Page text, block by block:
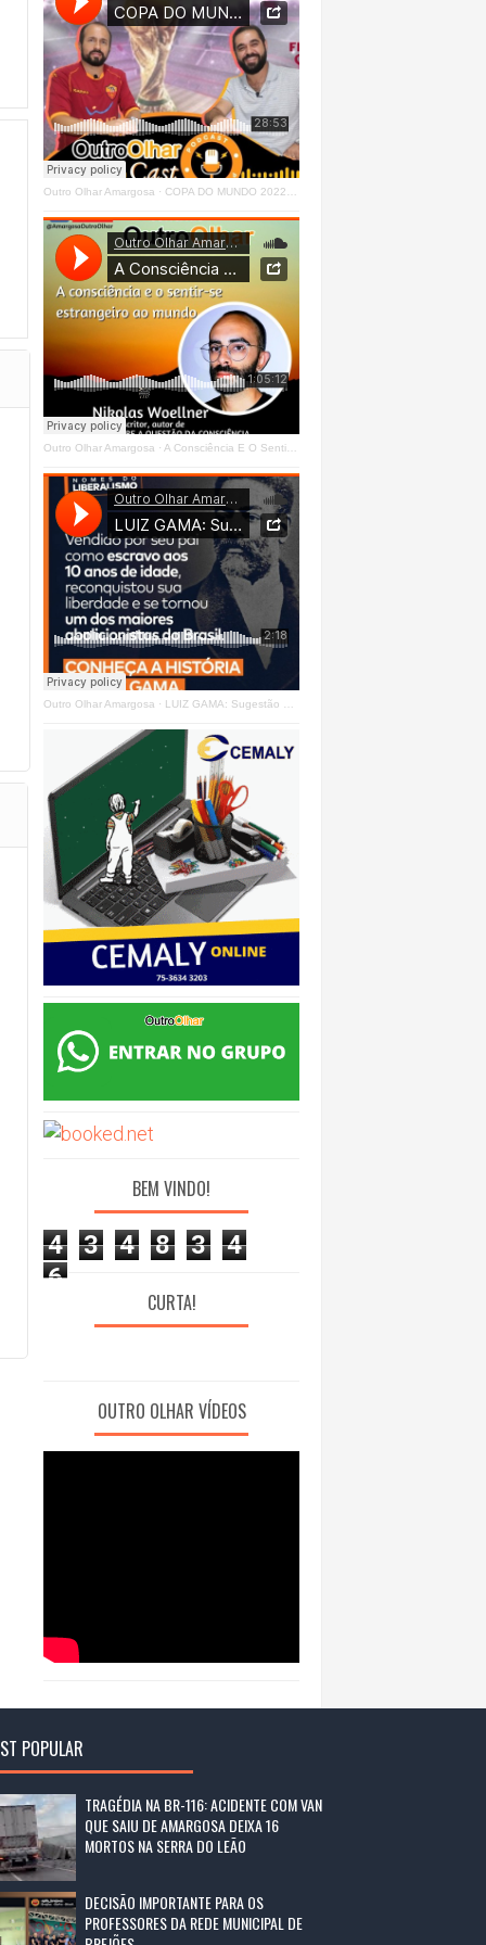
Outro Olhar Amargosa · COPA DO MUNDO 2022 - OUTRO OLHAR CAST #O1 Right
Outro Olhar Amargosa · A Consciência E O Sentir - Se Estrangeiro Ao Mundo
Outro Olhar Amargosa · LUIZ GAMA: Sugestão Outro Olhar
BEM VINDO!
4 3 4 8 3
4
6
CURTA!
OUTRO OLHAR VÍDEOS
POPULAR
TRAGÉDIA NA BR-116: ACIDENTE COM VAN
QUE SAIU DE AMARGOSA DEIXA 16
MORTOS NA SERRA DO LEÃO
DECISÃO IMPORTANTE PARA OS
PROFESSORES DA REDE MUNICIPAL DE